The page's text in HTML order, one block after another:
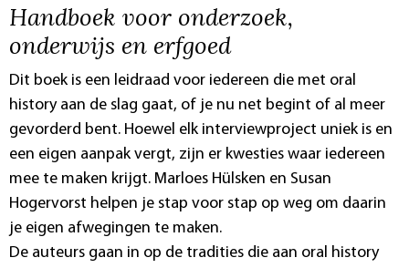
Handboek voor onderzoek,
onderwijs en erfgoed
Dit boek is een leidraad voor iedereen die met oral
history aan de slag gaat, of je nu net begint of al meer
gevorderd bent. Hoewel elk interviewproject uniek is en
een eigen aanpak vergt, zijn er kwesties waar iedereen
mee te maken krijgt. Marloes Hülsken en Susan
Hogervorst helpen je stap voor stap op weg om daarin
je eigen afwegingen te maken.
De auteurs gaan in op de tradities die aan oral history